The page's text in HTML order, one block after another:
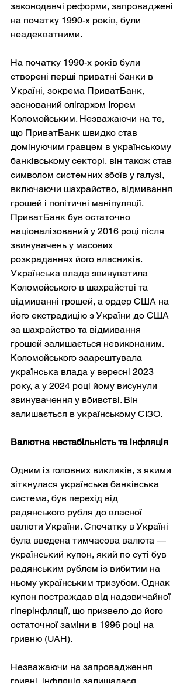
законодавчі реформи, запроваджені
на початку 1990-х років, були
неадекватними.
На початку 1990-х років були
створені перші приватні банки в
Україні, зокрема ПриватБанк,
заснований олігархом Ігорем
Коломойським. Незважаючи на те,
що ПриватБанк швидко став
домінуючим гравцем в українському
банківському секторі, він також став
символом системних збоїв у галузі,
включаючи шахрайство, відмивання
грошей і політичні маніпуляції.
ПриватБанк був остаточно
націоналізований у 2016 році після
звинувачень у масових
розкраданнях його власників.
Українська влада звинуватила
Коломойського в шахрайстві та
відмиванні грошей, а ордер США на
його екстрадицію з України до США
за шахрайство та відмивання
грошей залишається невиконаним.
Коломойського заарештувала
українська влада у вересні 2023
року, а у 2024 році йому висунули
звинувачення у вбивстві. Він
залишається в українському СІЗО.
Валютна нестабільність та інфляція
Одним із головних викликів, з якими
зіткнулася українська банківська
система, був перехід від
радянського рубля до власної
валюти України. Спочатку в Україні
була введена тимчасова валюта —
український купон, який по суті був
радянським рублем із вибитим на
ньому українським тризубом. Однак
купон постраждав від надзвичайної
гіперінфляції, що призвело до його
остаточної заміни в 1996 році на
гривню (UAH).
Незважаючи на запровадження